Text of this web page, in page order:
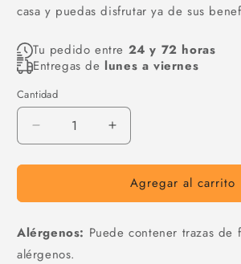
casa y puedas disfrutar ya de sus
Tu pedido entre 24 y 72 horas
Entregas de lunes a viernes
Cantidad
Cantidad
Reducir
cantidad
para
roja
Aumentar
cantidad
para
Vid
roja
Agregar al carrito
Alérgenos: Puede contener trazas de
alérgenos.